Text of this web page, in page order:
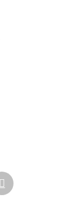
Ďalší
produkt